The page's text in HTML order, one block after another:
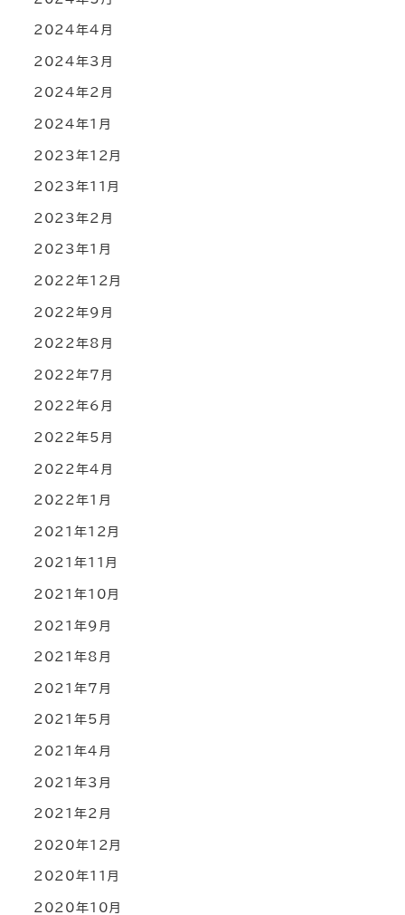
2024年4月
2024年3月
2024年2月
2024年1月
2023年12月
2023年11月
2023年2月
2023年1月
2022年12月
2022年9月
2022年8月
2022年7月
2022年6月
2022年5月
2022年4月
2022年1月
2021年12月
2021年11月
2021年10月
2021年9月
2021年8月
2021年7月
2021年5月
2021年4月
2021年3月
2021年2月
2020年12月
2020年11月
2020年10月